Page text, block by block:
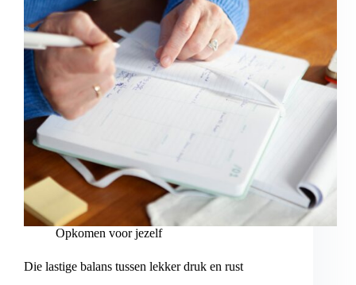
Opkomen voor jezelf
Die lastige balans tussen lekker druk en rust